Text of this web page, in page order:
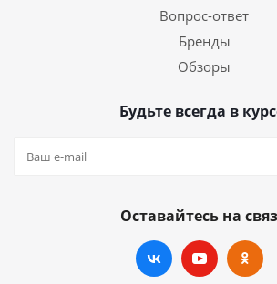
Вопрос-ответ
Бренды
Обзоры
Будьте всегда в
Оставайтесь на